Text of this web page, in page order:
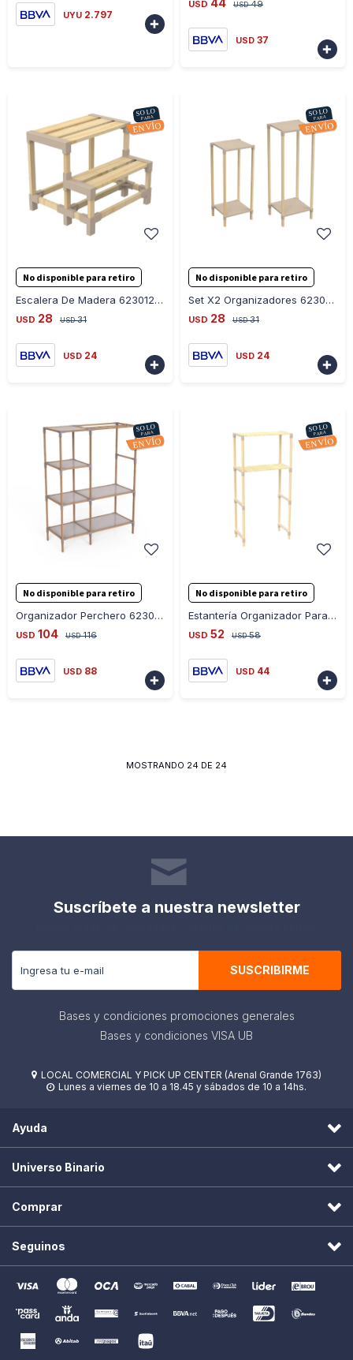
UYU 2.797

USD 44 USD 49
USD 37

No disponible para retiro
Escalera De Madera 623012 2 Niveles 38X3939Cm Ub - BEIGE
USD 28 USD 31
USD 24

No disponible para retiro
Set X2 Organizadores 623011 48X28X25Cms Y 59X28X25Cms Ub - BEIGE
USD 28 USD 31
USD 24

No disponible para retiro
Organizador Perchero 623010 3 Niveles 155X47X111Cms Ub - BEIGE
USD 104 USD 116
USD 88

No disponible para retiro
Estantería Organizador Para Lavarropas 127X33X66Cms Ub - BEIGE
USD 52 USD 58
USD 44

MOSTRANDO 24 DE 24
Suscríbete a nuestra newsletter
SUSCRIBIRME
Bases y condiciones promociones generales
Bases y condiciones VISA UB
 LOCAL COMERCIAL Y PICK UP CENTER (Arenal Grande 1763)
 Lunes a viernes de 10 a 18.45 y sábados de 10 a 14hs.
Ayuda
Universo Binario
Comprar
Seguinos